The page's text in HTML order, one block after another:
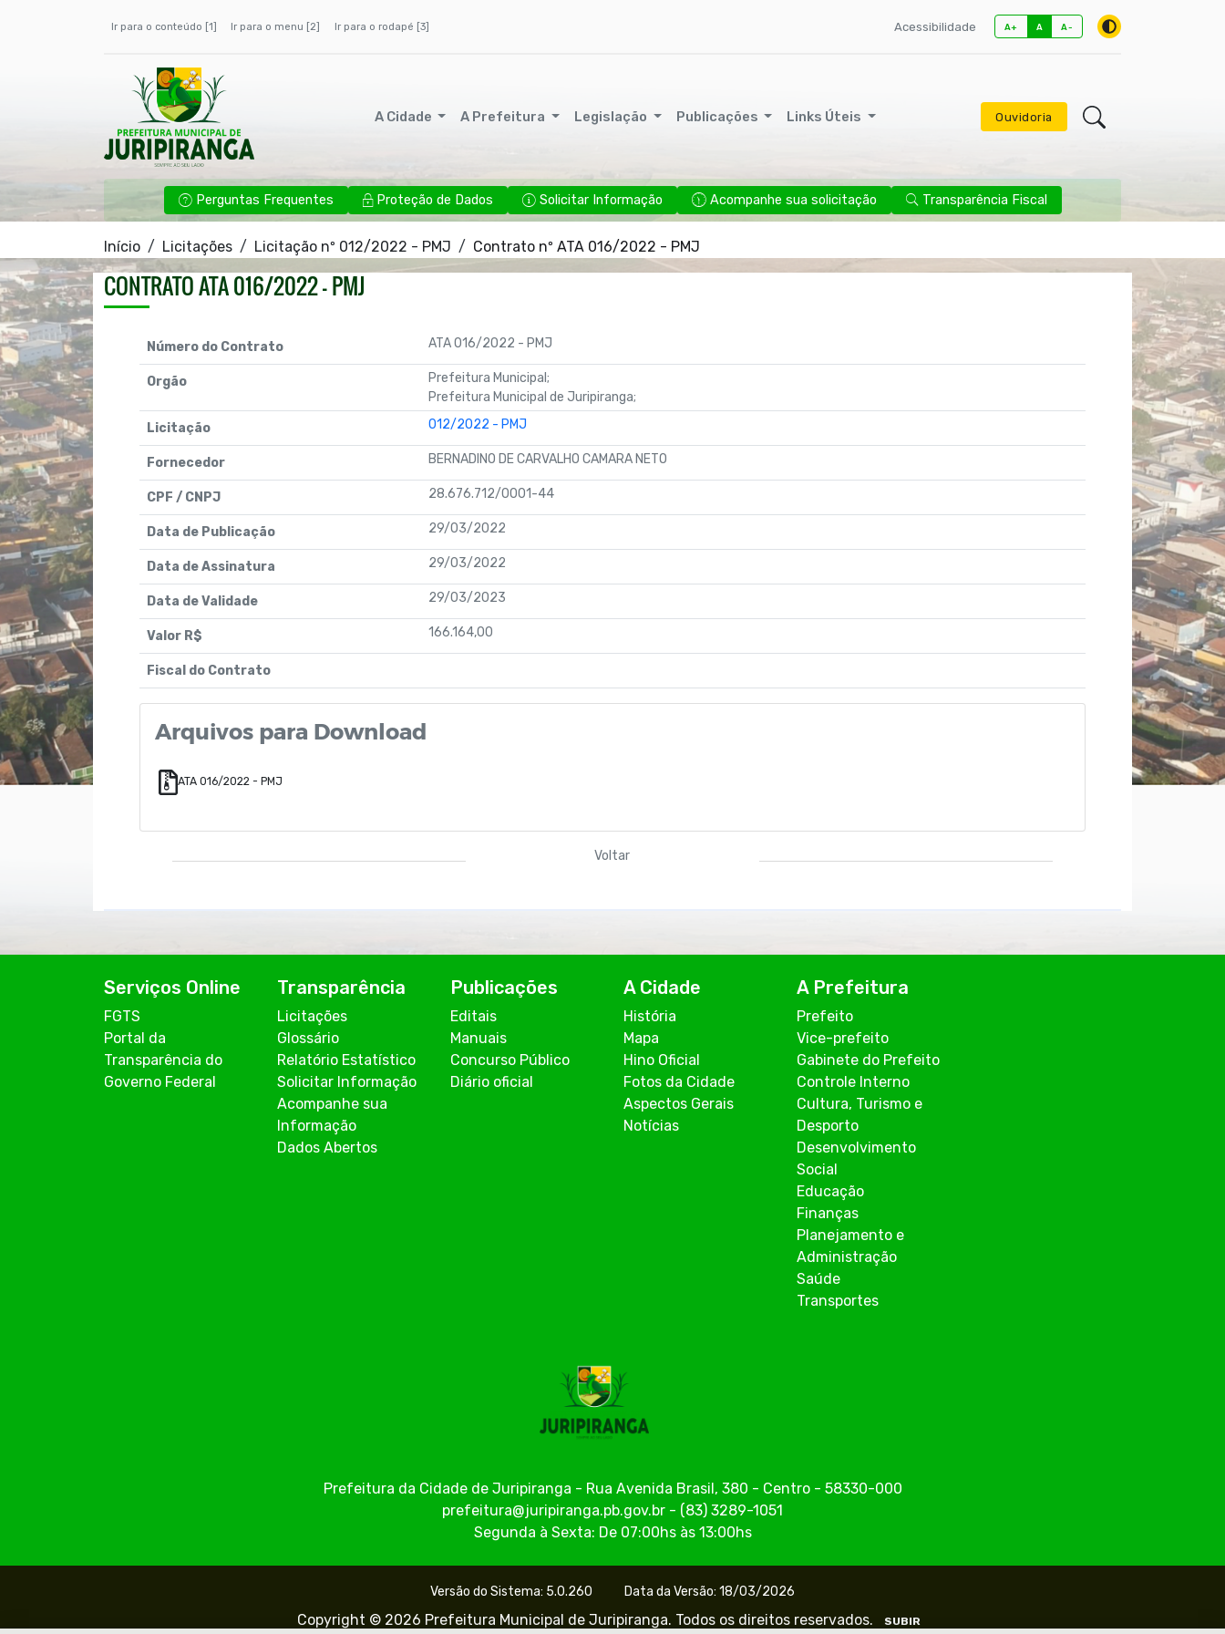
Ir para o conteúdo [1] Ir para o menu [2] Ir para o rodapé [3] Acessibilidade A+ A A-
A Cidade A Prefeitura Legislação Publicações Links Úteis Ouvidoria
Perguntas Frequentes Proteção de Dados Solicitar Informação Acompanhe sua solicitação Transparência Fiscal
Início Licitações Licitação nº 012/2022 - PMJ Contrato nº ATA 016/2022 - PMJ
CONTRATO ATA 016/2022 - PMJ
Número do Contrato ATA 016/2022 - PMJ
Orgão
Prefeitura Municipal;
Prefeitura Municipal de Juripiranga;
Licitação
012/2022 - PMJ
Fornecedor BERNADINO DE CARVALHO CAMARA NETO
CPF / CNPJ 28.676.712/0001-44
Data de Publicação 29/03/2022
Data de Assinatura 29/03/2022
Data de Validade 29/03/2023
Valor R$ 166.164,00
Fiscal do Contrato
Arquivos para Download
ATA 016/2022 - PMJ
Voltar
Serviços Online
FGTS
Portal da
Transparência do
Governo Federal
Transparência
Licitações
Glossário
Relatório Estatístico
Solicitar Informação
Acompanhe sua
Informação
Dados Abertos
Publicações
Editais
Manuais
Concurso Público
Diário oficial
A Cidade
História
Mapa
Hino Oficial
Fotos da Cidade
Aspectos Gerais
Notícias
A Prefeitura
Prefeito
Vice-prefeito
Gabinete do Prefeito
Controle Interno
Cultura, Turismo e
Desporto
Desenvolvimento
Social
Educação
Finanças
Planejamento e
Administração
Saúde
Transportes
Prefeitura da Cidade de Juripiranga - Rua Avenida Brasil, 380 - Centro - 58330-000
prefeitura@juripiranga.pb.gov.br - (83) 3289-1051
Segunda à Sexta: De 07:00hs às 13:00hs
Versão do Sistema: 5.0.260 Data da Versão: 18/03/2026
Copyright © 2026 Prefeitura Municipal de Juripiranga. Todos os direitos reservados. SUBIR